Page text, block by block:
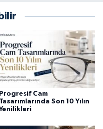
Progresif Cam
Tasarımlarında Son 10 Yılın